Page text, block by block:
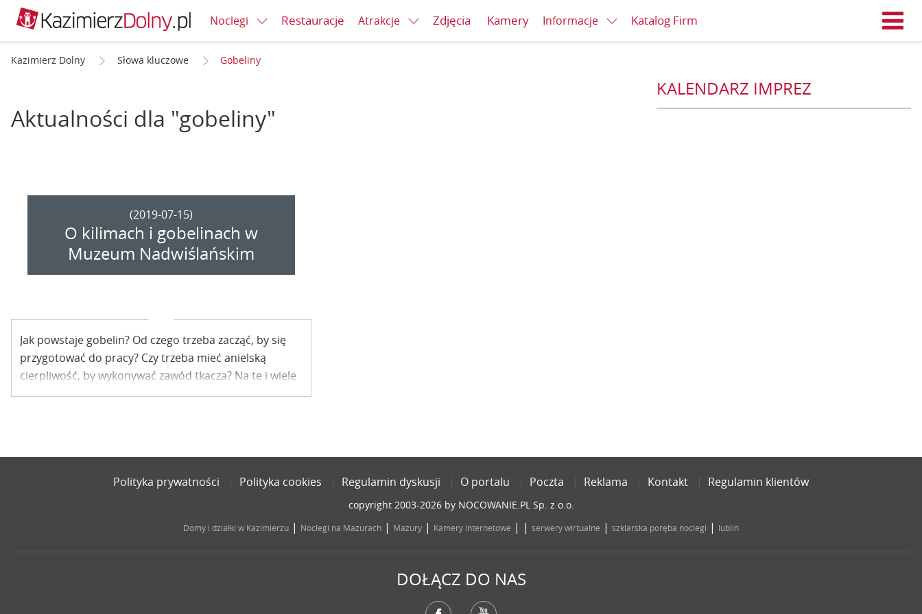
Noclegi Restauracje Atrakcje Zdjęcia Kamery Informacje Katalog Firm
Kazimierz Dolny Słowa kluczowe Gobeliny
Aktualności dla "gobeliny"
(2019-07-15)
O kilimach i gobelinach w
Muzeum Nadwiślańskim
Jak powstaje gobelin? Od czego trzeba zacząć, by się
przygotować do pracy? Czy trzeba mieć anielską
cierpliwość, by wykonywać zawód tkacza? Na te i wiele
innych pytań odpowiadała Lucyna Batko w Muzeum
KALENDARZ IMPREZ
Polityka prywatności Polityka cookies Regulamin dyskusji O portalu Poczta Reklama Kontakt Regulamin klientów
copyright 2003-2026 by NOCOWANIE.PL Sp. z o.o.
Domy i działki w Kazimierzu | Noclegi na Mazurach | Mazury | Kamery internetowe | | serwery wirtualne | szklarska poręba noclegi | lublin
DOŁĄCZ DO NAS